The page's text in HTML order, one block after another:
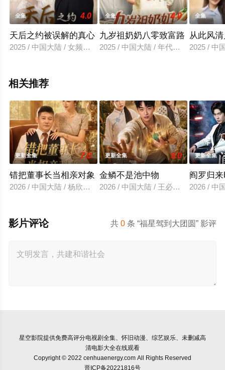
全集 4.0
天后之约被误解的真心
2025 / 中国大陆 / 女频恋爱
全集 4.0
九岁祖奶奶八零致富路
2025 / 中国大陆 / 年代穿越
全集
从此风
2025 / 中
相关推荐
更新全集 7.0
错把董事长当相亲对象
2026 / 中国大陆 / 杨欣芮＆滕林＆马治邦
更新全集 9.0
金鳞不是池中物
2026 / 中国大陆 / 王必可＆许幻幻
更新全集
阎罗归
2026 / 中
共0 条 “福星驾到大团圆” 影评
影片评论
星空影院提供免费高评分电视剧全集、怀旧动漫、综艺娱乐、未删减高
清电影大全在线观看
Copyright © 2022 cenhuaenergy.com All Rights Reserved
晋ICP备20221816号